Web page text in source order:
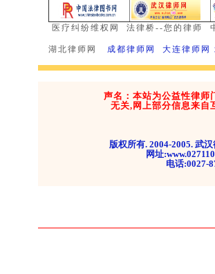
重庆原野律师事务所
浙江浙元律师事务所
四川希正律师事务所
湖北维思德律师事务所
湖北全成律师事务所
天津泓毅律师事务所
湖北诚明律师事务所
医疗纠纷维权网 法律桥--您的律师
湖北律师网 成都律师网 大连律师网
声名：本站为公益性律师
无关,网上部分信息来自
版权所有. 2004-2005. 武
网址
电话:0027-